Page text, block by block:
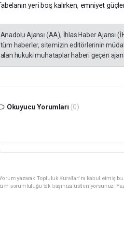
yeri boş kalırken, emniyet
Anadolu Ajansı (AA), İhlas Haber Ajansı
tüm haberler, sitemizin editörlerinin
alan hukuki muhataplar haberi geçen
Okuyucu Yorumları (0)
yazarak Topluluk Kuralları’nı kabul etmiş
sorumluluğu tek başınıza üstleniyorsunuz.